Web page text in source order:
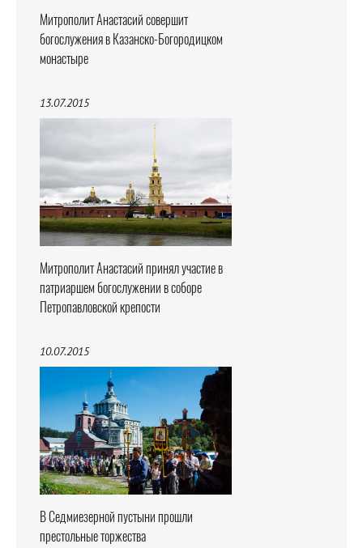
Митрополит Анастасий совершит
богослужения в Казанско-Богородицком
монастыре
13.07.2015
Митрополит Анастасий принял участие в
патриаршем богослужении в соборе
Петропавловской крепости
10.07.2015
В Седмиезерной пустыни прошли
престольные торжества